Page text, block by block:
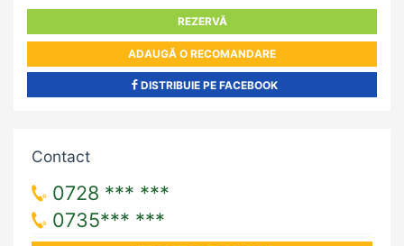
REZERVĂ
ADAUGĂ O RECOMANDARE
DISTRIBUIE PE FACEBOOK
Contact
0728 *** ***
0735*** ***